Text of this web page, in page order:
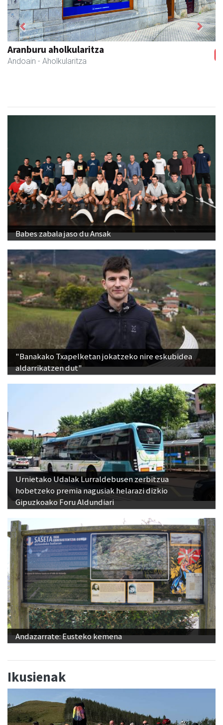
Bastero Kulturgunea
Andoain - Kulturguneak
Previous Next
Babes zabala jaso du Ansak
"Banakako Txapelketan jokatzeko nire eskubidea
aldarrikatzen dut"
Urnietako Udalak Lurraldebusen zerbitzua
hobetzeko premia nagusiak helarazi dizkio
Gipuzkoako Foru Aldundiari
Andazarrate: Eusteko kemena
Ikusienak